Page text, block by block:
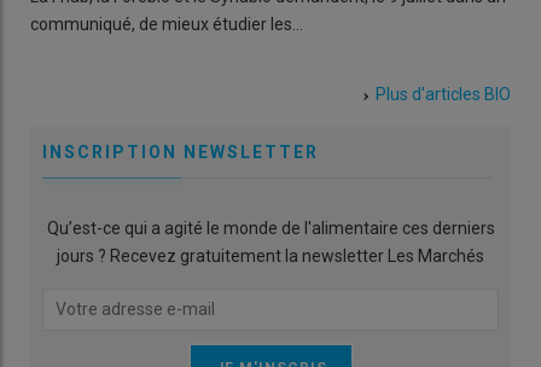
communiqué, de mieux étudier les…
Plus d'articles BIO
INSCRIPTION NEWSLETTER
Qu’est-ce qui a agité le monde de l'alimentaire ces derniers
jours ? Recevez gratuitement la newsletter Les Marchés